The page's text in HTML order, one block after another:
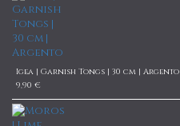
Igea | Garnish Tongs | 30 cm | Argento
9,90 €